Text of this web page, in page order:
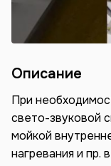
Описание
При
свето-звуковой
мойкой
нагревания и пр.